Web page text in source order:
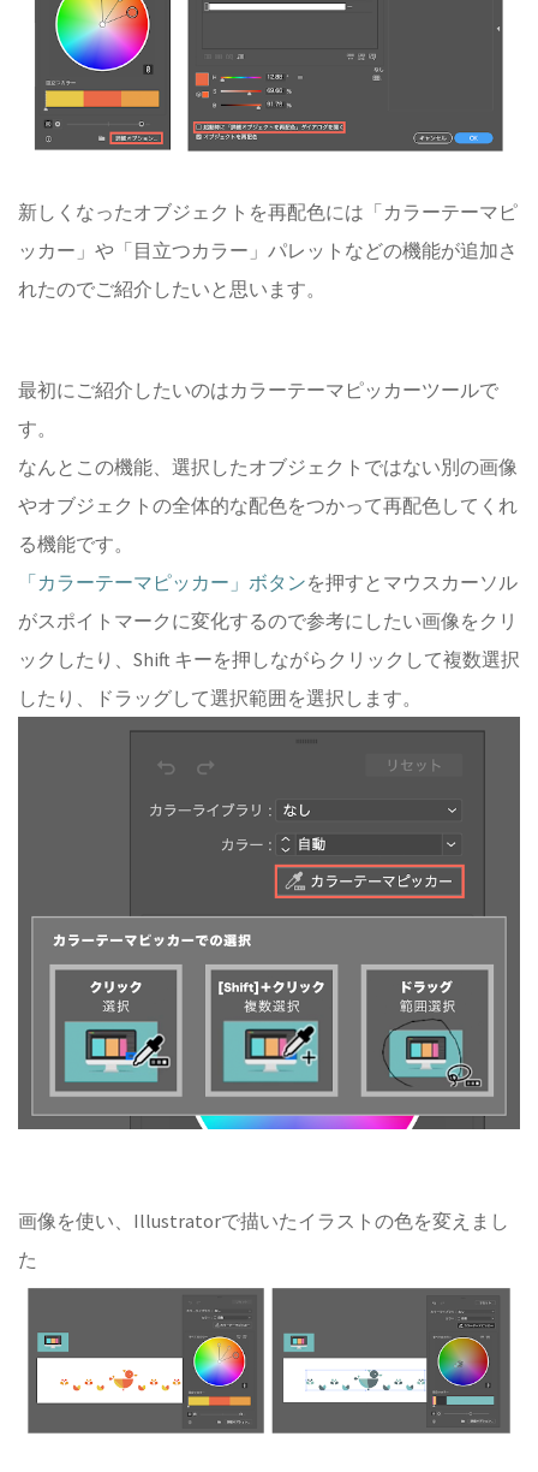
新しくなったオブジェクトを再配色には「カラーテーマピ
ッカー」や「目立つカラー」パレットなどの機能が追加さ
れたのでご紹介したいと思います。
最初にご紹介したいのはカラーテーマピッカーツールで
す。
なんとこの機能、選択したオブジェクトではない別の画像
やオブジェクトの全体的な配色をつかって再配色してくれ
る機能です。
「カラーテーマピッカー」ボタンを押すとマウスカーソル
がスポイトマークに変化するので参考にしたい画像をクリ
ックしたり、Shift キーを押しながらクリックして複数選択
したり、ドラッグして選択範囲を選択します。
画像を使い、Illustratorで描いたイラストの色を変えまし
た